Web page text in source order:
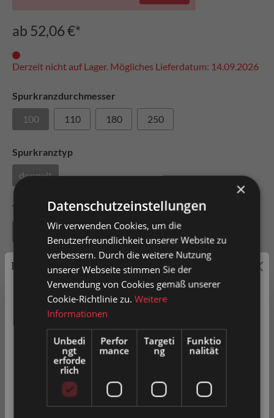
ab 52,06 €*
Derzeit nicht auf Lager. Mögliches Lieferdatum: 14.09.2026
Spurkranzdurchmesser
100
110 180 250
Spurkranztyp
doppelt
Tragfähigkeit
1200 1500 7000
Radlagerung
Kugellager
0028300
Preisauszeichnung
Privatkunden können Preise mit MwSt. (brutto) und
Geschäftskunden Preise ohne MwSt. (netto) angezeigt
werden.
Bitte wählen Sie Ihre bevorzugte Einstellung:
Privatkunde
×
Datenschutzeinstellungen
Wir verwenden Cookies, um die
Benutzerfreundlichkeit unserer Website zu
verbessern. Durch die weitere Nutzung
unserer Webseite stimmen Sie der
Verwendung von Cookies gemäß unserer
Cookie-Richtlinie zu.Weitere
Informationen
Unbedi
ngt
erforde
rlich
Perfor
mance
Targeti
ng
Funktio
nalität